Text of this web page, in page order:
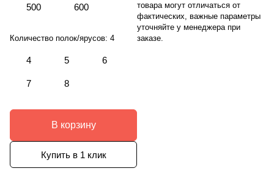
500 600
Количество полок/ярусов: 4
4 5 6
7 8
В корзину
Купить в 1 клик
товара могут отличаться от
фактических, важные параметры
уточняйте у менеджера при
заказе.